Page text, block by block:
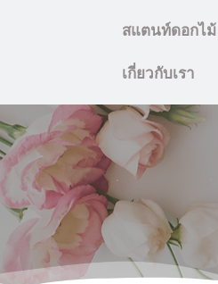
สแตนท์ดอกไม้
เกี่ยวกับเรา